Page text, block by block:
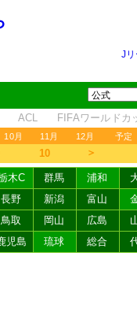
J
ACL FIFAワールドカ
10月 11月 12月 予定
10 ＞
木C 群馬 浦和
長野 新潟 富山
鳥取 岡山 広島
児島 琉球 総合